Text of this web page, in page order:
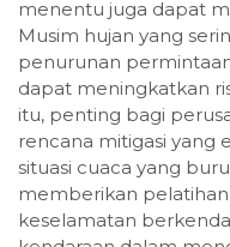
menentu juga dapat
Musim hujan yang
penurunan
dapat meningkatkan
itu, penting bagi
rencana mitigasi yang
situasi cuaca yang
memberikan
keselamatan